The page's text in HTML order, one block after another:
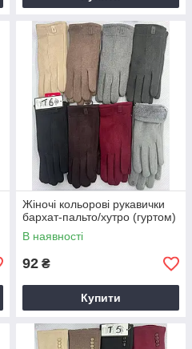
Жіночі кольорові рукавички
бархат-пальто/хутро (гуртом)
В наявності
92 ₴
Купити